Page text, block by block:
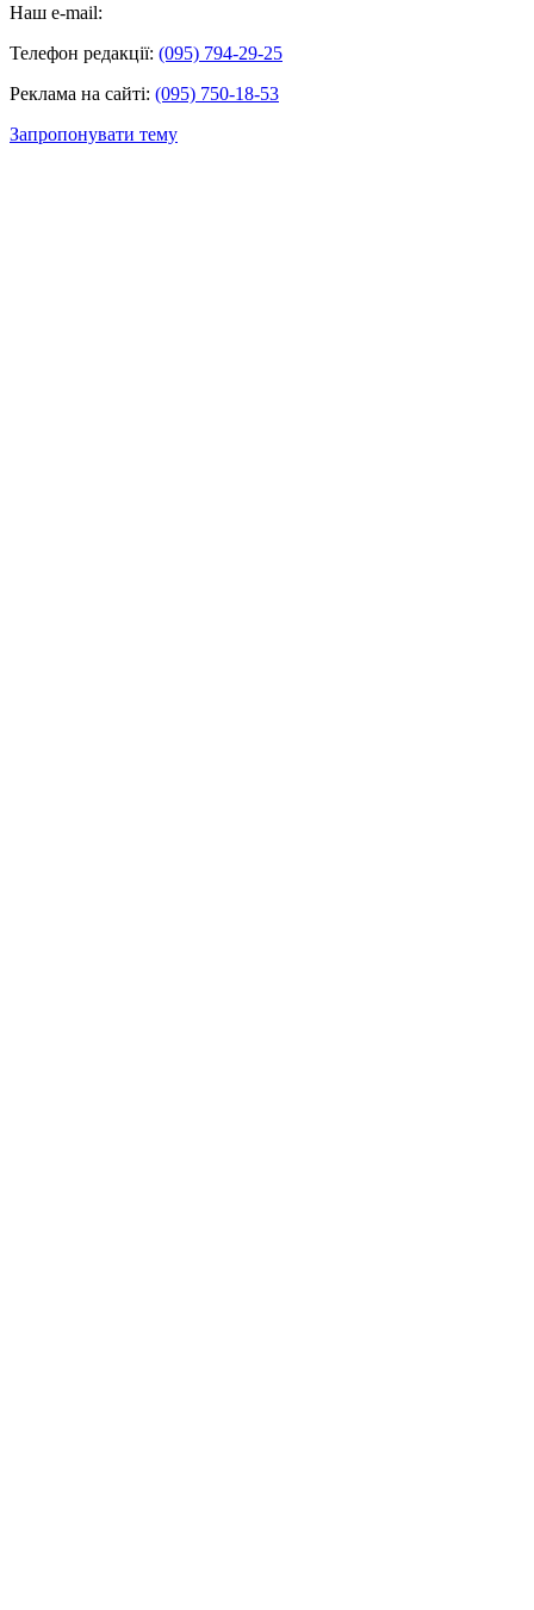
Наш e-mail:
Телефон редакції: (095) 794-29-25
Реклама на сайті: (095) 750-18-53
Запропонувати тему